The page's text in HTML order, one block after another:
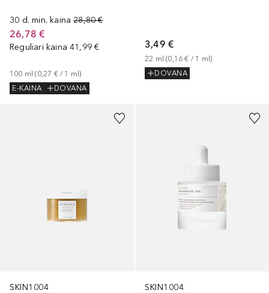
30 d. min. kaina 28,80 €
26,78 €
Reguliari kaina 41,99 €
100 ml (0,27 € / 1 ml)
E-KAINA
DOVANA
3,49 €
22 ml (0,16 € / 1 ml)
DOVANA
SKIN1004
SKIN1004